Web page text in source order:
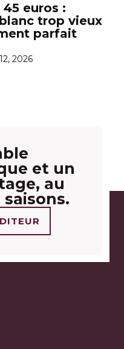
euros :
trop vieux
parfait
2026
et un
au